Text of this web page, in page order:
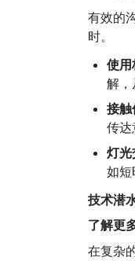
有效的
时。
使用
解，
接触
传达
灯光
如短
技术潜
了解更
在复杂